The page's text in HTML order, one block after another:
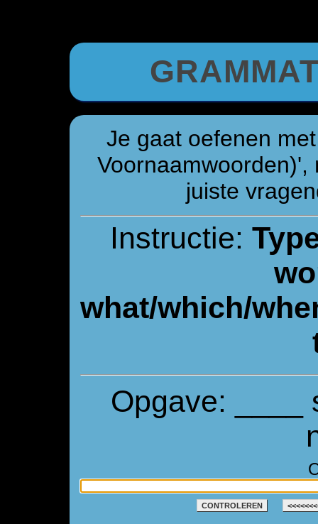
Je gaat oefenen
juiste
Instructie:
what/which/
Opgave: ____
CONTROLEREN